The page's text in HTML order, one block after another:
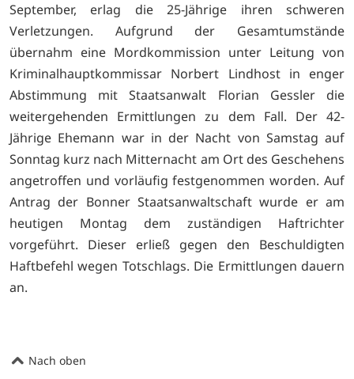
September, erlag die 25-Jährige ihren schweren
Verletzungen. Aufgrund der Gesamtumstände
übernahm eine Mordkommission unter Leitung von
Kriminalhauptkommissar Norbert Lindhost in enger
Abstimmung mit Staatsanwalt Florian Gessler die
weitergehenden Ermittlungen zu dem Fall. Der 42-
Jährige Ehemann war in der Nacht von Samstag auf
Sonntag kurz nach Mitternacht am Ort des Geschehens
angetroffen und vorläufig festgenommen worden. Auf
Antrag der Bonner Staatsanwaltschaft wurde er am
heutigen Montag dem zuständigen Haftrichter
vorgeführt. Dieser erließ gegen den Beschuldigten
Haftbefehl wegen Totschlags. Die Ermittlungen dauern
an.
Nach oben